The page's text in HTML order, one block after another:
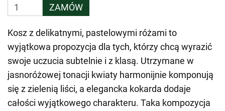
ZAMÓW
Kosz z delikatnymi, pastelowymi różami to
wyjątkowa propozycja dla tych, którzy chcą wyrazić
swoje uczucia subtelnie i z klasą. Utrzymane w
jasnoróżowej tonacji kwiaty harmonijnie komponują
się z zielenią liści, a elegancka kokarda dodaje
całości wyjątkowego charakteru. Taka kompozycja